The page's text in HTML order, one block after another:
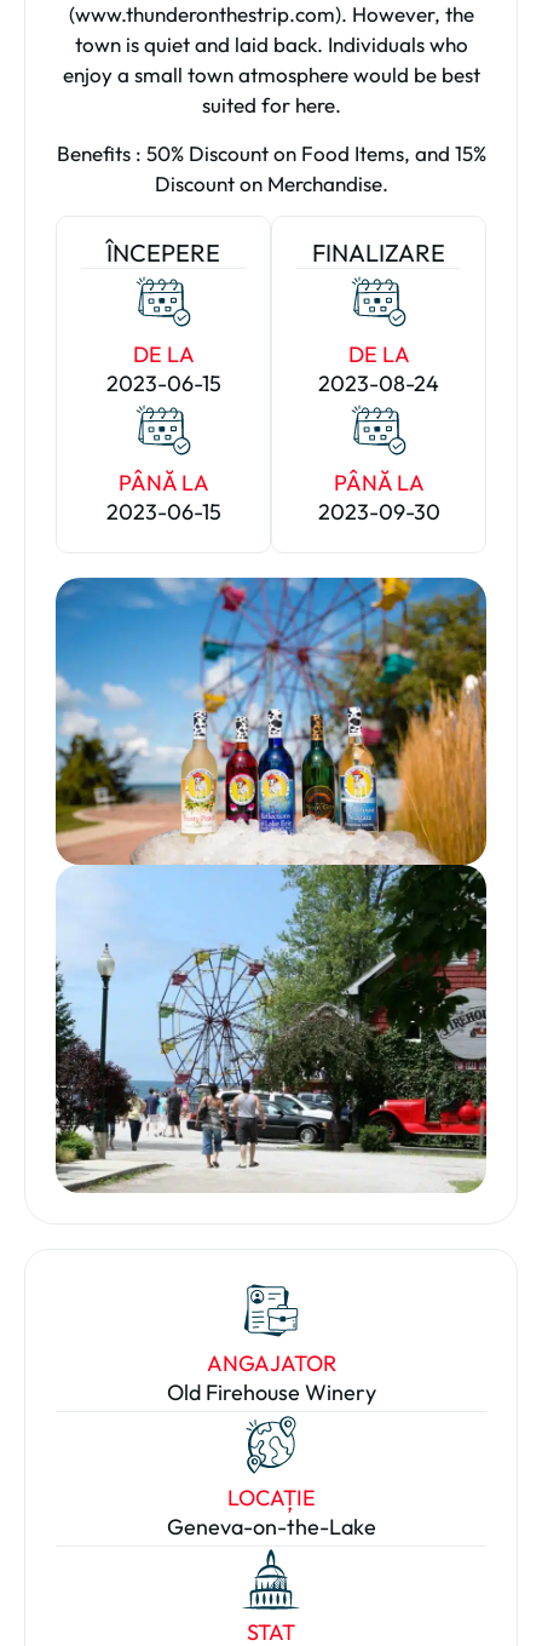
ANGAJATOR
Old Firehouse Winery
LOCAȚIE
Geneva-on-the-Lake
STAT
(www.thunderonthestrip.com). However, the
town is quiet and laid back. Individuals who
enjoy a small town atmosphere would be best
suited for here.
Benefits : 50% Discount on Food Items, and 15%
Discount on Merchandise.
ÎNCEPERE
DE LA
2023-06-15
PÂNĂ LA
2023-06-15
FINALIZARE
DE LA
2023-08-24
PÂNĂ LA
2023-09-30